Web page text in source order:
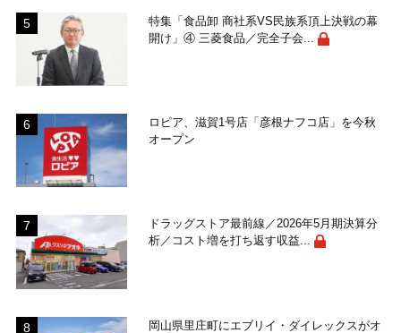
特集「食品卸 商社系VS民族系頂上決戦の幕
開け」④ 三菱食品／完全子会...
ロピア、滋賀1号店「彦根ナフコ店」を今秋
オープン
ドラッグストア最前線／2026年5月期決算分
析／コスト増を打ち返す収益...
岡山県里庄町にエブリイ・ダイレックスがオ